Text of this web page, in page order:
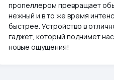
пропеллером превращает
нежный и в то же время
быстрее. Устройство в
гаджет, который поднимет
новые ощущения!